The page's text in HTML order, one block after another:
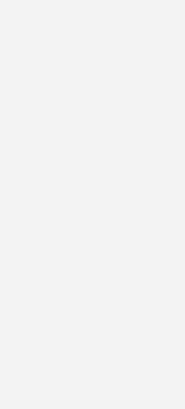
die
auf
(ZIV)
jetzt jüngste
auch die erste
Julia Bothur
Spektrum.
in der